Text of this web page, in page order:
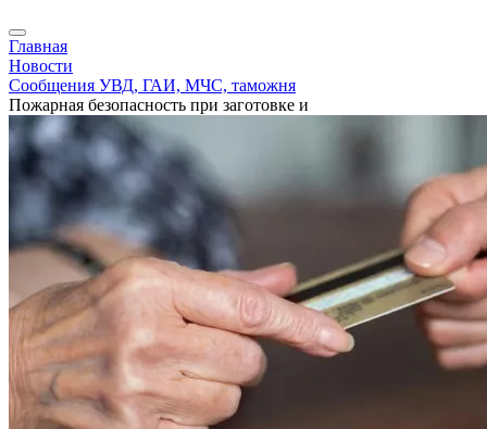
Главная
Новости
Сообщения УВД, ГАИ, МЧС, таможня
Пожарная безопасность при заготовке и